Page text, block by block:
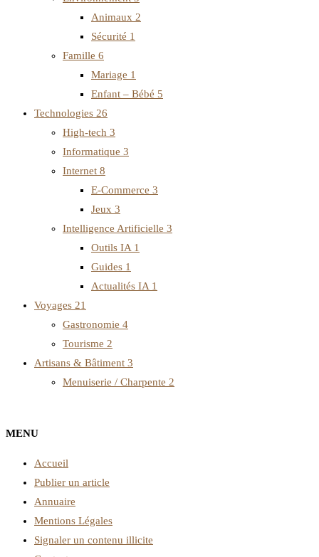
Animaux 2
Sécurité 1
Famille 6
Mariage 1
Enfant – Bébé 5
Technologies 26
High-tech 3
Informatique 3
Internet 8
E-Commerce 3
Jeux 3
Intelligence Artificielle 3
Outils IA 1
Guides 1
Actualités IA 1
Voyages 21
Gastronomie 4
Tourisme 2
Artisans & Bâtiment 3
Menuiserie / Charpente 2
MENU
Accueil
Publier un article
Annuaire
Mentions Légales
Signaler un contenu illicite